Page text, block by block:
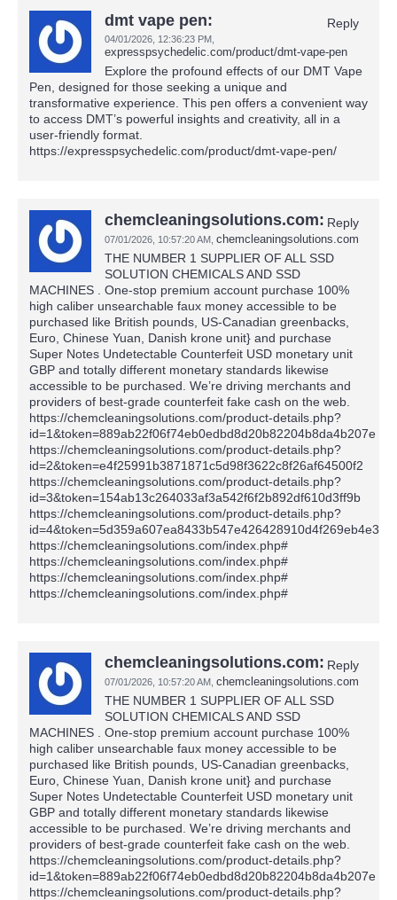
dmt vape pen:
04/01/2026, 12:36:23 PM
expresspsychedelic.com/product/dmt-vape-pen
Reply
Explore the profound effects of our DMT Vape
Pen, designed for those seeking a unique and
transformative experience. This pen offers a convenient way
to access DMT’s powerful insights and creativity, all in a
user-friendly format.
https://expresspsychedelic.com/product/dmt-vape-pen/
chemcleaningsolutions.com:
07/01/2026, 10:57:20 AM chemcleaningsolutions.com
Reply
THE NUMBER 1 SUPPLIER OF ALL SSD
SOLUTION CHEMICALS AND SSD
MACHINES . One-stop premium account purchase 100%
high caliber unsearchable faux money accessible to be
purchased like British pounds, US-Canadian greenbacks,
Euro, Chinese Yuan, Danish krone unit} and purchase
Super Notes Undetectable Counterfeit USD monetary unit
GBP and totally different monetary standards likewise
accessible to be purchased. We’re driving merchants and
providers of best-grade counterfeit fake cash on the web.
https://chemcleaningsolutions.com/product-details.php?
id=1&token=889ab22f06f74eb0edbd8d20b82204b8da4b207e
https://chemcleaningsolutions.com/product-details.php?
id=2&token=e4f25991b3871871c5d98f3622c8f26af64500f2
https://chemcleaningsolutions.com/product-details.php?
id=3&token=154ab13c264033af3a542f6f2b892df610d3ff9b
https://chemcleaningsolutions.com/product-details.php?
id=4&token=5d359a607ea8433b547e426428910d4f269eb4e3
https://chemcleaningsolutions.com/index.php#
https://chemcleaningsolutions.com/index.php#
https://chemcleaningsolutions.com/index.php#
https://chemcleaningsolutions.com/index.php#
chemcleaningsolutions.com:
07/01/2026, 10:57:20 AM chemcleaningsolutions.com
Reply
THE NUMBER 1 SUPPLIER OF ALL SSD
SOLUTION CHEMICALS AND SSD
MACHINES . One-stop premium account purchase 100%
high caliber unsearchable faux money accessible to be
purchased like British pounds, US-Canadian greenbacks,
Euro, Chinese Yuan, Danish krone unit} and purchase
Super Notes Undetectable Counterfeit USD monetary unit
GBP and totally different monetary standards likewise
accessible to be purchased. We’re driving merchants and
providers of best-grade counterfeit fake cash on the web.
https://chemcleaningsolutions.com/product-details.php?
id=1&token=889ab22f06f74eb0edbd8d20b82204b8da4b207e
https://chemcleaningsolutions.com/product-details.php?